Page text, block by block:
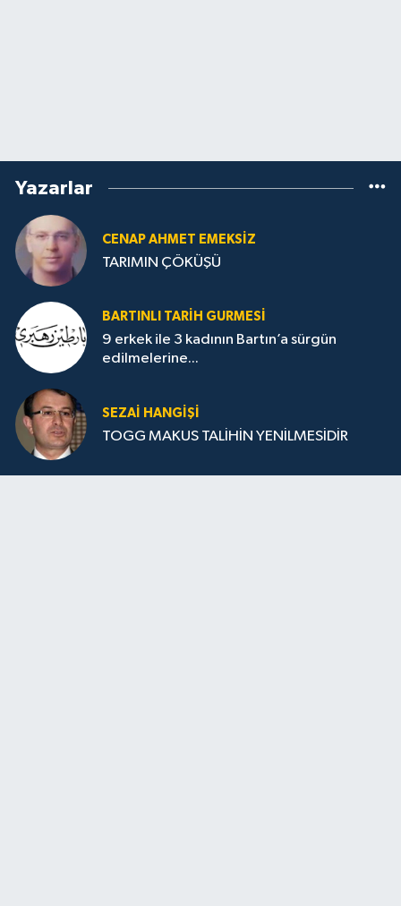
Yazarlar
CENAP AHMET EMEKSİZ
TARIMIN ÇÖKÜŞÜ
BARTINLI TARIH GURMESI
9 erkek ile 3 kadının Bartın’a sürgün
edilmelerine...
SEZAI HANGİŞİ
TOGG MAKUS TALİHİN YENİLMESİDİR